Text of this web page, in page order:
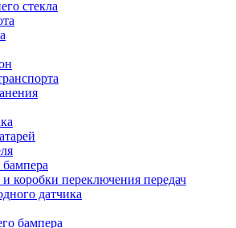
стекла
бампера
и коробки переключения передач
датчика
бампера